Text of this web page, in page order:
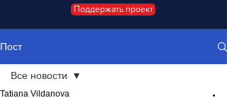
Поддержать проект
Пост
Все новости
Tatiana Vildanova